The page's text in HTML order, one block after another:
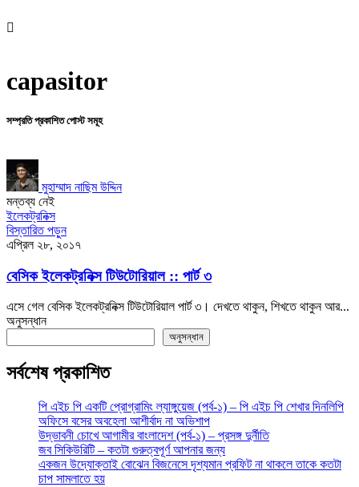
capasitor
সম্প্রতি প্রকাশিত পোস্ট সমূহ
মুহাম্মাদ নাছিম উদ্দিন
মন্তব্য নেই
ইলেকট্রনিক্স
বিস্তারিত পড়ুন
এপ্রিল ২৮, ২০১৭
বেসিক ইলেকট্রনিক্স টিউটোরিয়াল :: পার্ট ৩
এসে গেল বেসিক ইলেকট্রনিক্স টিউটোরিয়াল পার্ট ৩। দেখতে থাকুন, শিখতে থাকুন আর...
অনুসন্ধান
অনুসন্ধান
সর্বশেষ প্রকাশিত
পি এইচ পি একটি প্রোগ্রামিং ল্যাঙ্গুয়েজ (পর্ব-১) – পি এইচ পি শেখার দিনলিপি
অফিসে বসের অবহেলা আশীর্বাদ না অভিশাপ
উদ্ভাবনী চোখে আগামীর বাংলাদেশ (পর্ব-১) – প্রসঙ্গ দুর্নীতি
জব সিকিউরিটি – কতটা গুরুত্বপূর্ণ আপনার জন্য
একজন উদ্যোক্তাই বোঝেন বিজনেসে দৃশ্যমান প্রফিট না থাকলে তাকে কতটা
চাপ সামলাতে হয়